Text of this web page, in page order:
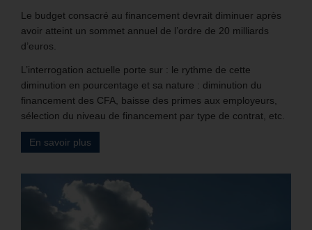
Le budget consacré au financement devrait diminuer après
avoir atteint un sommet annuel de l’ordre de 20 milliards
d’euros.
L’interrogation actuelle porte sur : le rythme de cette
diminution en pourcentage et sa nature : diminution du
financement des CFA, baisse des primes aux employeurs,
sélection du niveau de financement par type de contrat, etc.
En savoir plus